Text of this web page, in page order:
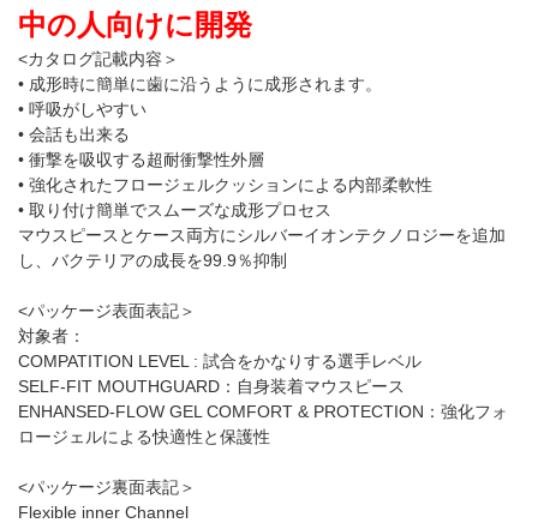
中の人向けに開発
<カタログ記載内容＞
• 成形時に簡単に歯に沿うように成形されます。
• 呼吸がしやすい
• 会話も出来る
• 衝撃を吸収する超耐衝撃性外層
• 強化されたフロージェルクッションによる内部柔軟性
• 取り付け簡単でスムーズな成形プロセス
マウスピースとケース両方にシルバーイオンテクノロジーを追加
し、バクテリアの成長を99.9％抑制
<パッケージ表面表記＞
対象者：
COMPATITION LEVEL : 試合をかなりする選手レベル
SELF-FIT MOUTHGUARD：自身装着マウスピース
ENHANSED-FLOW GEL COMFORT & PROTECTION：強化フォ
ロージェルによる快適性と保護性
<パッケージ裏面表記＞
Flexible inner Channel